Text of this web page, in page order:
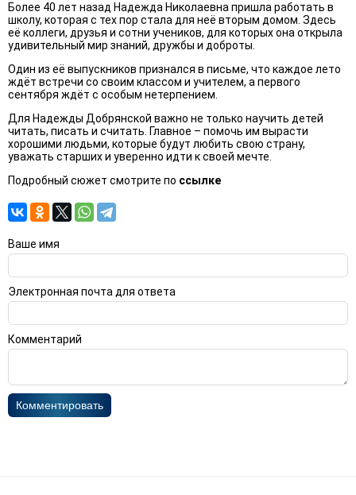
Более 40 лет назад Надежда Николаевна пришла работать в
школу, которая с тех пор стала для неё вторым домом. Здесь
её коллеги, друзья и сотни учеников, для которых она открыла
удивительный мир знаний, дружбы и доброты.
Один из её выпускников признался в письме, что каждое лето
ждёт встречи со своим классом и учителем, а первого
сентября ждёт с особым нетерпением.
Для Надежды Добрянской важно не только научить детей
читать, писать и считать. Главное – помочь им вырасти
хорошими людьми, которые будут любить свою страну,
уважать старших и уверенно идти к своей мечте.
Подробный сюжет смотрите по ссылке
Ваше имя
Электронная почта для ответа
Комментарий
Комментировать